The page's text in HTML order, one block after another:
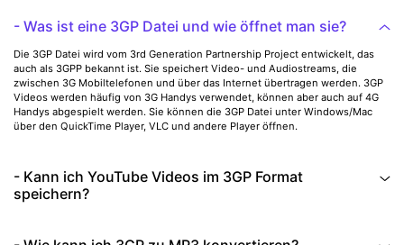
- Was ist eine 3GP Datei und wie öffnet man sie?
Die 3GP Datei wird vom 3rd Generation Partnership Project entwickelt, das
auch als 3GPP bekannt ist. Sie speichert Video- und Audiostreams, die
zwischen 3G Mobiltelefonen und über das Internet übertragen werden. 3GP
Videos werden häufig von 3G Handys verwendet, können aber auch auf 4G
Handys abgespielt werden. Sie können die 3GP Datei unter Windows/Mac
über den QuickTime Player, VLC und andere Player öffnen.
- Kann ich YouTube Videos im 3GP Format
speichern?